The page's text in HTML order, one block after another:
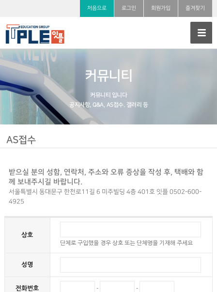
처음으로 로그인 회원가입 즐겨찾기
커뮤니티
커뮤니티 입니다
공지사항, Q&A, AS접수. 갤러리 등
AS접수
받으실 분의 성함, 연락처, 주소와 오류 증상을 작성 후, 택배와 함
께 보내주시길 바랍니다.
서울특별시 동대문구 한천로11길 6 미주빌딩 4층 401호 잇플 0502-600-
4925
상호
단체로 구입했을 경우 상호 또는 단체명을 기재해 주세요
성명
전화번호 - -